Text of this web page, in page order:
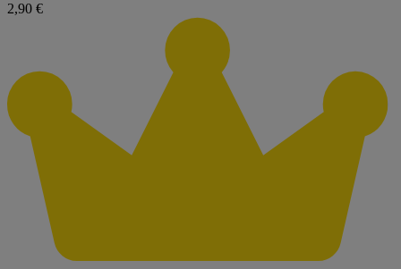
2,90 €